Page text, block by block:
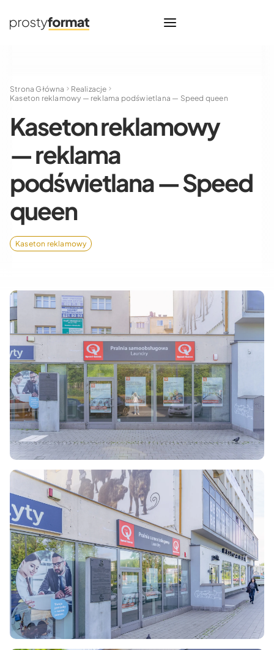
Strona Główna
Realizacje
Kaseton reklamowy — reklama podświetlana — Speed queen
Kaseton reklamowy
— reklama
podświetlana — Speed
queen
Kaseton reklamowy